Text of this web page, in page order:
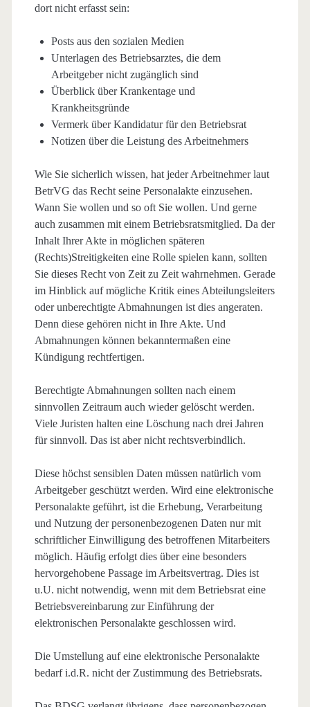
dort nicht erfasst sein:
Posts aus den sozialen Medien
Unterlagen des Betriebsarztes, die dem
Arbeitgeber nicht zugänglich sind
Überblick über Krankentage und
Krankheitsgründe
Vermerk über Kandidatur für den Betriebsrat
Notizen über die Leistung des Arbeitnehmers
Wie Sie sicherlich wissen, hat jeder Arbeitnehmer laut
BetrVG das Recht seine Personalakte einzusehen.
Wann Sie wollen und so oft Sie wollen. Und gerne
auch zusammen mit einem Betriebsratsmitglied. Da der
Inhalt Ihrer Akte in möglichen späteren
(Rechts)Streitigkeiten eine Rolle spielen kann, sollten
Sie dieses Recht von Zeit zu Zeit wahrnehmen. Gerade
im Hinblick auf mögliche Kritik eines Abteilungsleiters
oder unberechtigte Abmahnungen ist dies angeraten.
Denn diese gehören nicht in Ihre Akte. Und
Abmahnungen können bekanntermaßen eine
Kündigung rechtfertigen.
Berechtigte Abmahnungen sollten nach einem
sinnvollen Zeitraum auch wieder gelöscht werden.
Viele Juristen halten eine Löschung nach drei Jahren
für sinnvoll. Das ist aber nicht rechtsverbindlich.
Diese höchst sensiblen Daten müssen natürlich vom
Arbeitgeber geschützt werden. Wird eine elektronische
Personalakte geführt, ist die Erhebung, Verarbeitung
und Nutzung der personenbezogenen Daten nur mit
schriftlicher Einwilligung des betroffenen Mitarbeiters
möglich. Häufig erfolgt dies über eine besonders
hervorgehobene Passage im Arbeitsvertrag. Dies ist
u.U. nicht notwendig, wenn mit dem Betriebsrat eine
Betriebsvereinbarung zur Einführung der
elektronischen Personalakte geschlossen wird.
Die Umstellung auf eine elektronische Personalakte
bedarf i.d.R. nicht der Zustimmung des Betriebsrats.